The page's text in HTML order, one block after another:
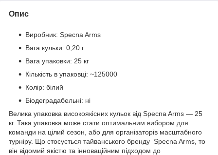
Опис
Виробник: Specna Arms
Вага кульки: 0,20 г
Вага упаковки: 25 кг
Кількість в упаковці: ~125000
Колір: білий
Біодеградабельні: ні
Велика упаковка високоякісних кульок від Specna Arms — 25
кг. Така упаковка може стати оптимальним вибором для
команди на цілий сезон, або для організаторів масштабного
турніру. Що стосується тайванського бренду Specna Arms, то
він відомий якістю та інноваційним підходом до